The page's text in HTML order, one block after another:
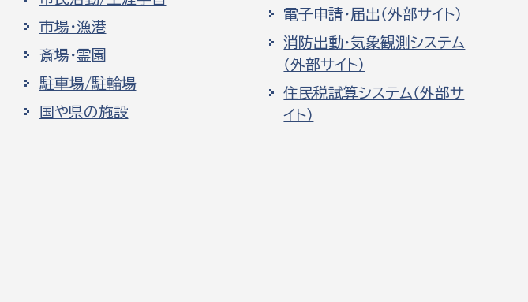
市場・漁港
斎場・霊園
駐車場/駐輪場
国や県の施設
電子申請・届出（外部サイト）
消防出動・気象観測システム
（外部サイト）
住民税試算システム（外部サ
イト）